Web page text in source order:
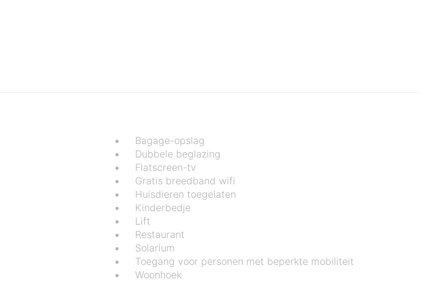
Bagage-opslag
Dubbele beglazing
Flatscreen-tv
Gratis breedband wifi
Huisdieren toegelaten
Kinderbedje
Lift
Restaurant
Solarium
Toegang voor personen met beperkte mobiliteit
Woonhoek